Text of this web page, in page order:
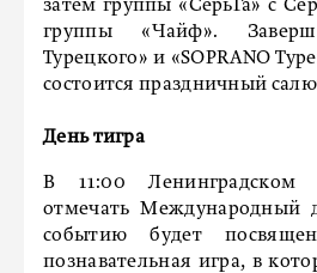
затем группы «СерьГа» с
группы «Чайф».
Турецкого» и «SOPRANO
состоится праздничный
День тигра
В 11:00 Ленинградском
отмечать Международный
событию будет
познавательная игра, в